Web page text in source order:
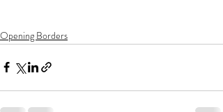
Opening Borders